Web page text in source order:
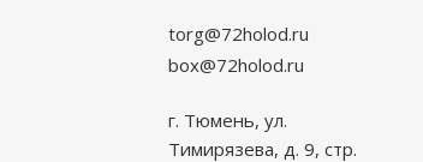
torg@72holod.ru
box@72holod.ru
г. Тюмень, ул.
Тимирязева, д. 9, стр.